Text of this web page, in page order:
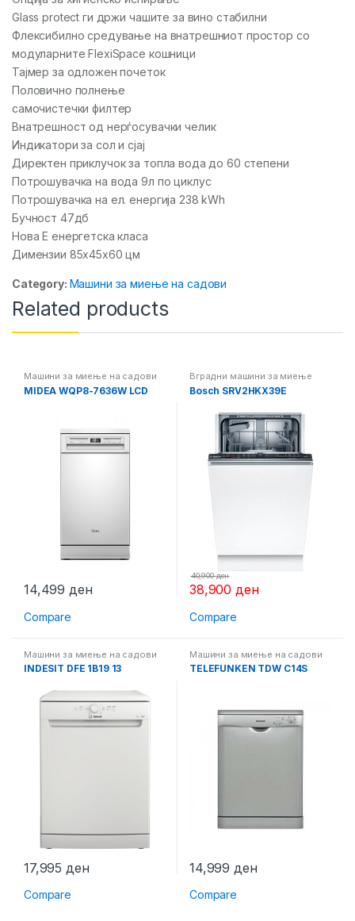
Glass protect ги држи чашите за вино стабилни
Флексибилно средување на внатрешниот простор со
модуларните FlexiSpace кошници
Тајмер за одложен почеток
Половично полнење
самочистечки филтер
Внатрешност од нерѓосувачки челик
Индикатори за сол и сјај
Директен приклучок за топла вода до 60 степени
Потрошувачка на вода 9л по циклус
Потрошувачка на ел. енергија 238 kWh
Бучност 47дб
Нова Е енергетска класа
Димензии 85x45x60 цм
Category: Машини за миење на садови
Related products
Машини за миење на садови
MIDEA WQP8-7636W LCD
14,499ден
Compare
Вградни машини за миење
садови,Машини за миење на
садови
Bosch SRV2HKX39E
38,900ден
40,900ден
Compare
Машини за миење на садови
INDESIT DFE 1B19 13
17,995 ден
Compare
Машини за миење на садови
TELEFUNKEN TDW C14S
14,999 ден
Compare